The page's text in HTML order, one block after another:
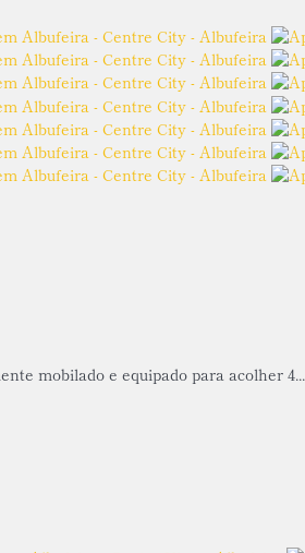
mobilado e equipado para acolher 4...